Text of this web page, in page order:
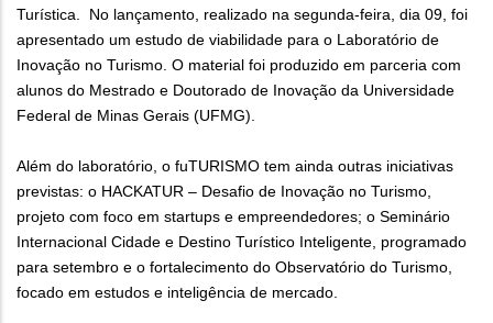
Turística. No lançamento, realizado na segunda-feira, dia 09, foi
apresentado um estudo de viabilidade para o Laboratório de
Inovação no Turismo. O material foi produzido em parceria com
alunos do Mestrado e Doutorado de Inovação da Universidade
Federal de Minas Gerais (UFMG).
Além do laboratório, o fuTURISMO tem ainda outras iniciativas
previstas: o HACKATUR – Desafio de Inovação no Turismo,
projeto com foco em startups e empreendedores; o Seminário
Internacional Cidade e Destino Turístico Inteligente, programado
para setembro e o fortalecimento do Observatório do Turismo,
focado em estudos e inteligência de mercado.